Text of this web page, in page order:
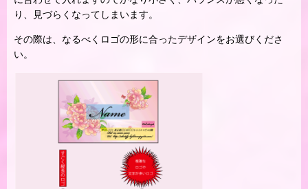
り、見づらくなってしまいます。
その際は、なるべくロゴの形に合ったデザインをお選びくださ
い。